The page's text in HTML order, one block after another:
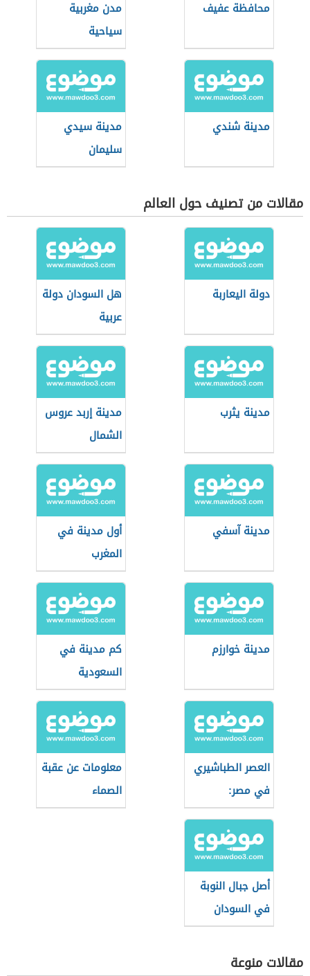
محافظة عفيف
مدن مغربية
سياحية
مدينة شندي
مدينة سيدي
سليمان
مقالات من تصنيف حول العالم
دولة اليعاربة
هل السودان دولة
عربية
مدينة يثرب
مدينة إربد عروس
الشمال
مدينة آسفي
أول مدينة في
المغرب
مدينة خوارزم
كم مدينة في
السعودية
العصر الطباشيري
في مصر:
الجيولوجيا
والأحداث
معلومات عن عقبة
الصماء
أصل جبال النوبة
في السودان
مقالات منوعة